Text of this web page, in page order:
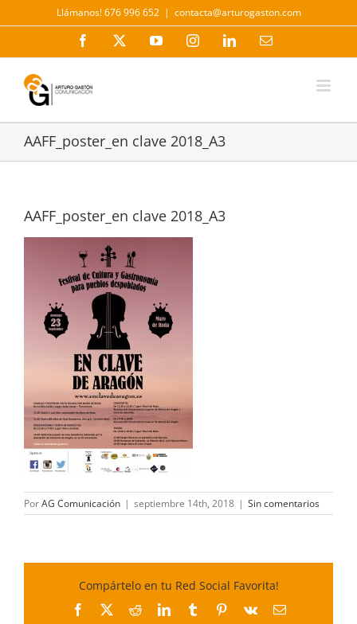
al
Llámanos! 676 996 652 | contacta@arturogaston.com
Facebook YouTubeInstagramLinkedInCorreo
AAFF_poster_en clave 2018_A3
AAFF_poster_en clave 2018_A3
PorAG Comunicación | septiembre 14th, 2018 | Sin comentarios
Compártelo en tu Red Social Favorita!
Facebook
X RedditLinkedInTumblrPinterest
Vk
Correo